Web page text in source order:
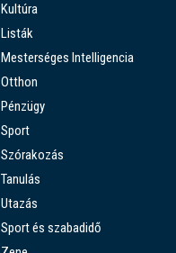
Kultúra
Listák
Mesterséges Intelligencia
Otthon
Pénzügy
Sport
Szórakozás
Tanulás
Utazás
Sport és szabadidő